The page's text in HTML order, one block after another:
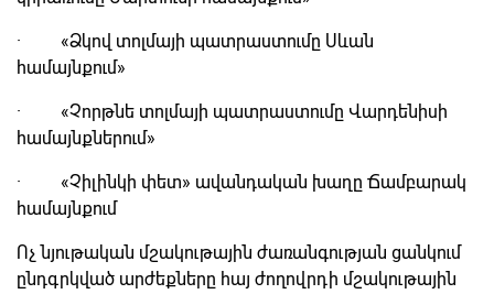
· «Ձկով տոլմայի պատրաստումը Սևան
համայնքում»
· «Չորթնե տոլմայի պատրաստումը Վարդենիսի
համայնքներում»
· «Չիլինկի փետ» ավանդական խաղը Ճամբարակ
համայնքում
Ոչ նյութական մշակութային ժառանգության ցանկում
ընդգրկված արժեքները հայ ժողովրդի մշակութային